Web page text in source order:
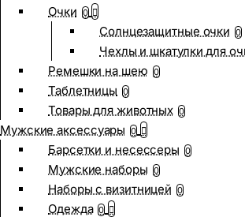
Очки 0
Солнцезащитные очки 0
Чехлы и шкатулки для
Ремешки на шею 0
Таблетницы 0
Товары для животных 0
Мужские аксессуары 0
Барсетки и несессеры 0
Мужские наборы 0
Наборы с визитницей 0
Одежда 0